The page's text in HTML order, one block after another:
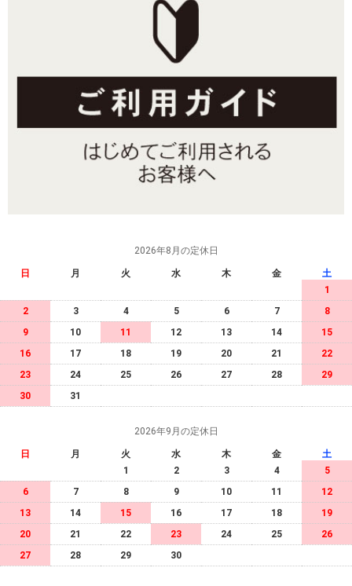
2026年8月の定休日
日 月 火 水 木 金
土
1
2
3 4 5 6 7
8
9
10 11 12 13 14
15
16
17 18 19 20 21
22
23
24 25 26 27 28
29
30
31
2026年9月の定休日
日 月 火 水 木 金
土
1
2 3 4
5
6
7 8 9 10 11
12
13
14 15 16 17 18
19
20
21 22 23 24 25
26
27
28 29 30